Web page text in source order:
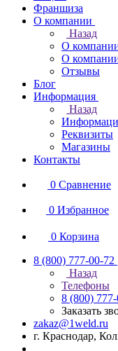
Франшиза
О компании
Назад
О
О
Отзывы
Блог
Информация
Назад
Реквизиты
Магазины
Контакты
0 Сравнение
0 Избранное
0 Корзина
8 (800) 777-00-72
Назад
Телефоны
8 (800)
Заказать
zakaz@1weld.ru
г. Краснодар,